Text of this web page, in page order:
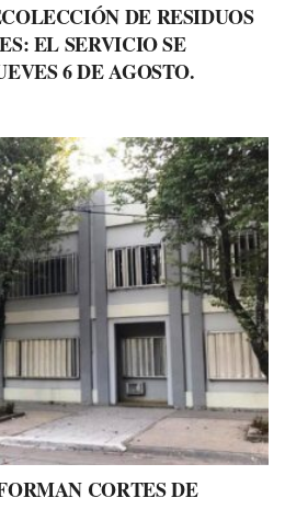
DE RESIDUOS
EL SERVICIO SE
6 DE AGOSTO.
CORTES DE